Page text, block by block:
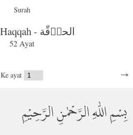
Surah
Al-Haqqah - الحاۤقّة
52 Ayat
→
Ke ayat
بِسْمِ اللّٰهِ الرَّحْمٰنِ الرَّحِيْمِ